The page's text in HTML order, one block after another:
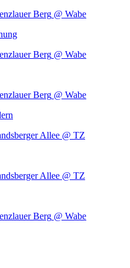
Berg @ Wabe
Berg @ Wabe
Berg @ Wabe
Allee @ TZ
Allee @ TZ
Berg @ Wabe